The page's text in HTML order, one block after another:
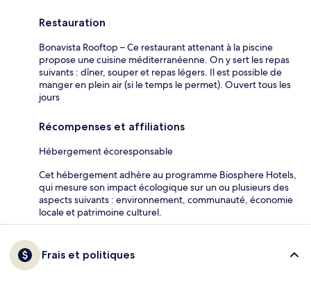
Restauration
Bonavista Rooftop – Ce restaurant attenant à la piscine
propose une cuisine méditerranéenne. On y sert les repas
suivants : dîner, souper et repas légers. Il est possible de
manger en plein air (si le temps le permet). Ouvert tous les
jours
Récompenses et affiliations
Hébergement écoresponsable
Cet hébergement adhère au programme Biosphere Hotels,
qui mesure son impact écologique sur un ou plusieurs des
aspects suivants : environnement, communauté, économie
locale et patrimoine culturel.
Frais et politiques